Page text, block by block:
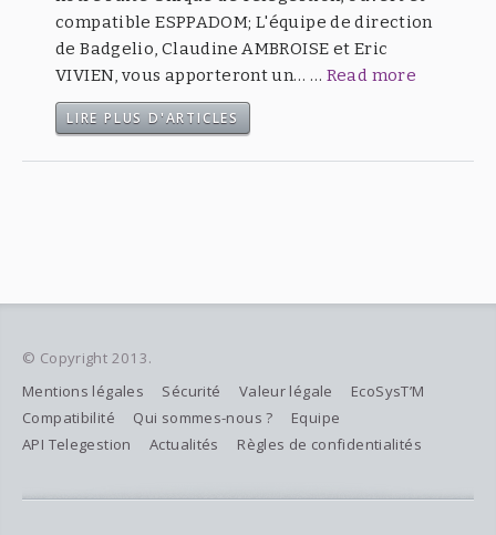
compatible ESPPADOM; L'équipe de direction
de Badgelio, Claudine AMBROISE et Eric
VIVIEN, vous apporteront un… … Read more
LIRE PLUS D'ARTICLES
© Copyright 2013.
Mentions légales
Sécurité Valeur légale
EcoSysT’M
Compatibilité
Qui sommes-nous ?
Equipe
API Telegestion
Actualités Règles de confidentialités